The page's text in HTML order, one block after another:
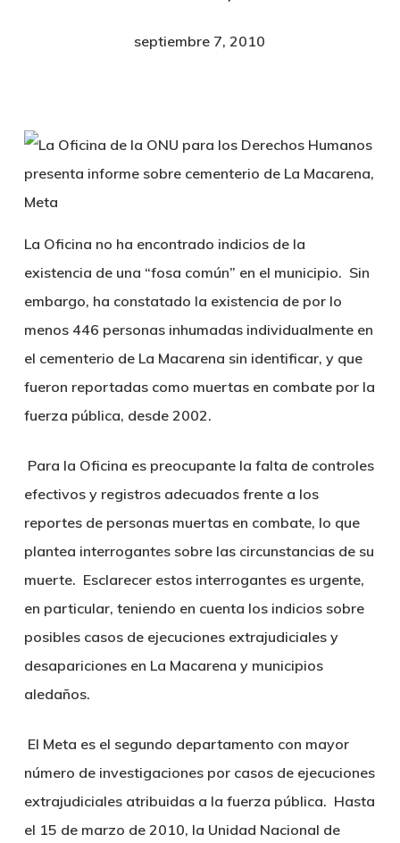
septiembre 7, 2010
La Oficina no ha encontrado indicios de la
existencia de una “fosa común” en el municipio. Sin
embargo, ha constatado la existencia de por lo
menos 446 personas inhumadas individualmente en
el cementerio de La Macarena sin identificar, y que
fueron reportadas como muertas en combate por la
fuerza pública, desde 2002.
Para la Oficina es preocupante la falta de controles
efectivos y registros adecuados frente a los
reportes de personas muertas en combate, lo que
plantea interrogantes sobre las circunstancias de su
muerte. Esclarecer estos interrogantes es urgente,
en particular, teniendo en cuenta los indicios sobre
posibles casos de ejecuciones extrajudiciales y
desapariciones en La Macarena y municipios
aledaños.
El Meta es el segundo departamento con mayor
número de investigaciones por casos de ejecuciones
extrajudiciales atribuidas a la fuerza pública. Hasta
el 15 de marzo de 2010, la Unidad Nacional de